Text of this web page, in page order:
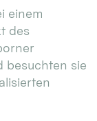
einem
des
besuchten sie